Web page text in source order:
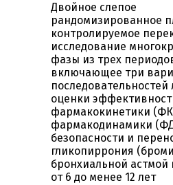
Двойное слепое
рандомизированное
контролируемое
исследование
фазы из трех
включающее три
последовательностей
оценки
фармакокинетики
фармакодинамики
безопасности и
гликопиррония
бронхиальной астмой
от 6 до менее 12 лет